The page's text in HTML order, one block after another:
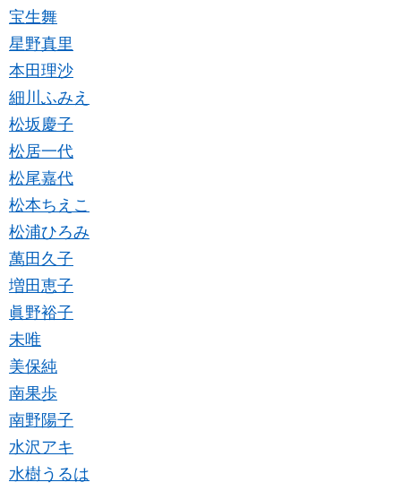
宝生舞
星野真里
本田理沙
細川ふみえ
松坂慶子
松居一代
松尾嘉代
松本ちえこ
松浦ひろみ
萬田久子
増田恵子
眞野裕子
未唯
美保純
南果歩
南野陽子
水沢アキ
水樹うるは